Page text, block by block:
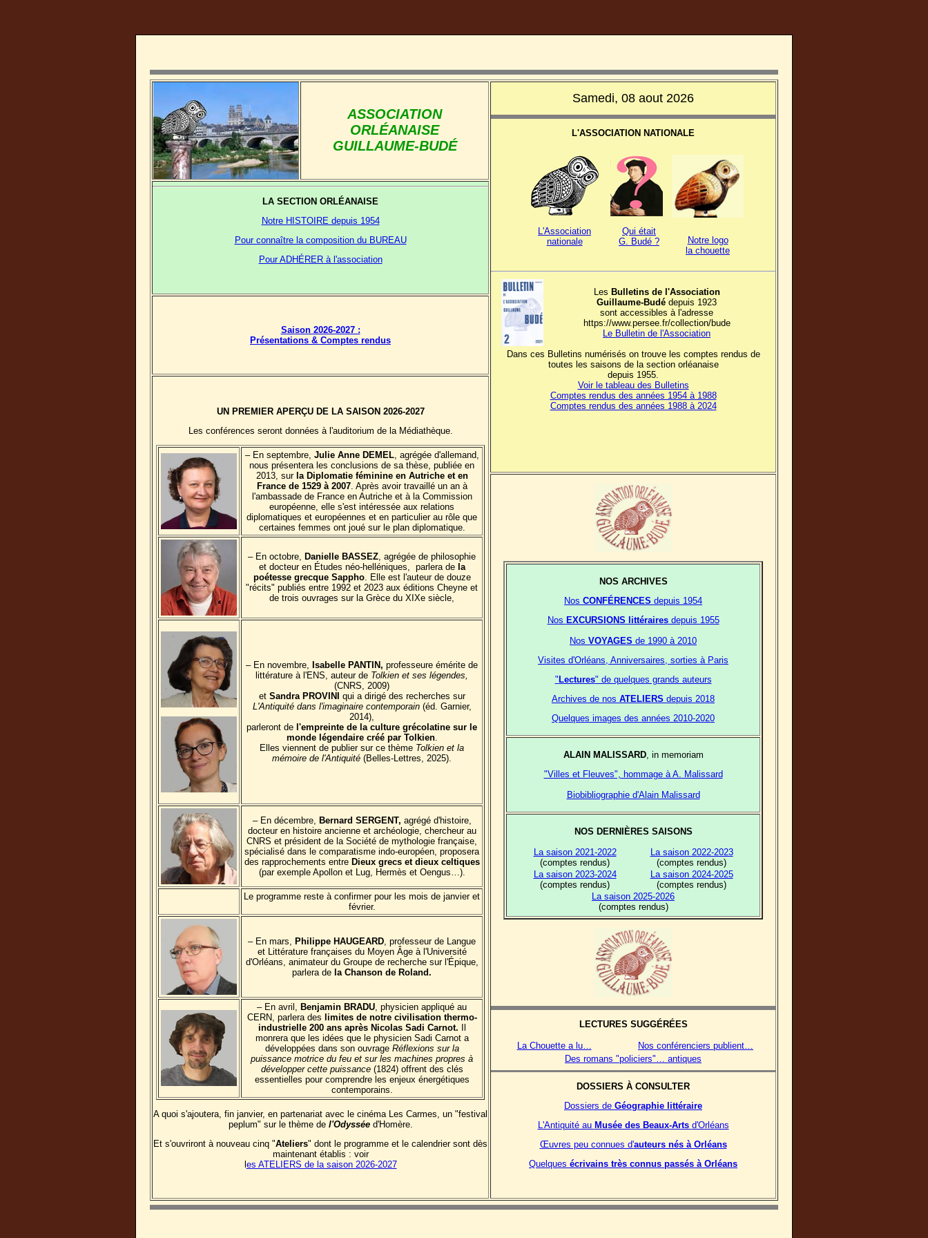
ASSOCIATION
ORLÉANAISE
GUILLAUME-BUDÉ
Samedi, 08 aout 2026
L'ASSOCIATION NATIONALE
L'Association
nationale
Qui était
G. Budé ?
Notre logo
la chouette
Les Bulletins de l'Association
Guillaume-Budé depuis 1923
sont accessibles à l'adresse
https://www.persee.fr/collection/bude
Le Bulletin de l'Association
Dans ces Bulletins numérisés on trouve les comptes rendus de
toutes les saisons de la section orléanaise
depuis 1955.
Voir le tableau des Bulletins
Comptes rendus des années 1954 à 1988
Comptes rendus des années 1988 à 2024
LA SECTION ORLÉANAISE
Notre HISTOIRE depuis 1954
Pour connaître la composition du BUREAU
Pour ADHÉRER à l'association
Saison 2026-2027 :
Présentations & Comptes rendus
UN PREMIER APERÇU DE LA SAISON 2026-2027
Les conférences seront données à l'auditorium de la Médiathèque.
– En septembre, Julie Anne DEMEL, agrégée d'allemand,
nous présentera les conclusions de sa thèse, publiée en
2013, sur la Diplomatie féminine en Autriche et en
France de 1529 à 2007. Après avoir travaillé un an à
l'ambassade de France en Autriche et à la Commission
européenne, elle s'est intéressée aux relations
diplomatiques et européennes et en particulier au rôle que
certaines femmes ont joué sur le plan diplomatique.
– En octobre, Danielle BASSEZ , agrégée de philosophie
et docteur en Études néo-helléniques, parlera de la
poétesse grecque Sappho. Elle est l'auteur de douze
"récits" publiés entre 1992 et 2023 aux éditions Cheyne et
de trois ouvrages sur la Grèce du XIXe siècle,
– En novembre, Isabelle PANTIN, professeure émérite de
littérature à l'ENS, auteur de Tolkien et ses légendes,
(CNRS, 2009)
et Sandra PROVINI qui a dirigé des recherches sur
L'Antiquité dans l'imaginaire contemporain (éd. Garnier,
2014),
parleront de l'empreinte de la culture grécolatine sur le
monde légendaire créé par Tolkien.
Elles viennent de publier sur ce thème Tolkien et la
mémoire de l'Antiquité (Belles-Lettres, 2025).
– En décembre, Bernard SERGENT, agrégé d'histoire,
docteur en histoire ancienne et archéologie, chercheur au
CNRS et président de la Société de mythologie française,
spécialisé dans le comparatisme indo-européen, proposera
des rapprochements entre Dieux grecs et dieux celtiques
(par exemple Apollon et Lug, Hermès et Oengus…).
Le programme reste à confirmer pour les mois de janvier et
février.
– En mars, Philippe HAUGEARD , professeur de Langue
et Littérature françaises du Moyen Âge à l'Université
d'Orléans, animateur du Groupe de recherche sur l'Épique,
parlera de la Chanson de Roland.
– En avril, Benjamin BRADU , physicien appliqué au
CERN, parlera des limites de notre civilisation thermo-
industrielle 200 ans après Nicolas Sadi Carnot. Il
monrera que les idées que le physicien Sadi Carnot a
développées dans son ouvrage Réflexions sur la
puissance motrice du feu et sur les machines propres à
développer cette puissance(1824) offrent des clés
essentielles pour comprendre les enjeux énergétiques
contemporains.
A quoi s'ajoutera, fin janvier, en partenariat avec le cinéma Les Carmes, un "festival
peplum" sur le thème de l'Odyssée d'Homère.
Et s'ouvriront à nouveau cinq "Ateliers" dont le programme et le calendrier sont dès
maintenant établis : voir
les ATELIERS de la saison 2026-2027
NOS ARCHIVES
Nos CONFÉRENCES depuis 1954
Nos EXCURSIONS littérairesdepuis 1955
Nos VOYAGES de 1990 à 2010
Visites d'Orléans, Anniversaires, sorties à Paris
"Lectures" de quelques grands auteurs
Archives de nos ATELIERS depuis 2018
Quelques images des années 2010-2020
ALAIN MALISSARD, in memoriam
"Villes et Fleuves", hommage à A. Malissard
Biobibliographie d'Alain Malissard
NOS DERNIÈRES SAISONS
La saison 2021-2022
(comptes rendus)
La saison 2022-2023
(comptes rendus)
La saison 2023-2024
(comptes rendus)
La saison 2024-2025
(comptes rendus)
La saison 2025-2026
(comptes rendus)
LECTURES SUGGÉRÉES
La Chouette a lu…
Nos conférenciers publient…
Des romans "policiers"… antiques
DOSSIERS À CONSULTER
Dossiers de Géographie littéraire
L'Antiquité au Musée des Beaux-Arts d'Orléans
Œuvres peu connues d'auteurs nés à Orléans
Quelques écrivains très connus passés à Orléans